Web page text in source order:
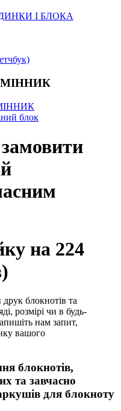
І БЛОКА
блок
на 224
блокнотів та
розмірі чи в будь-
нам запит,
вашого
блокнотів,
та завчасно
для блокноту